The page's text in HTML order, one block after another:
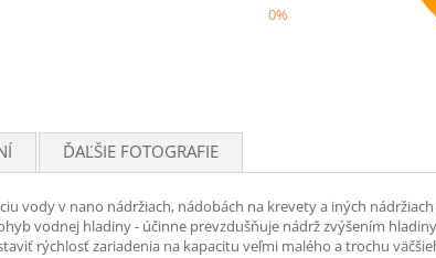
0%
ĎAĽŠIE FOTOGRAFIE
vody v nano nádržiach, nádobách na krevety a iných
vodnej hladiny - účinne prevzdušňuje nádrž zvýšením
rýchlosť zariadenia na kapacitu veľmi malého a trochu